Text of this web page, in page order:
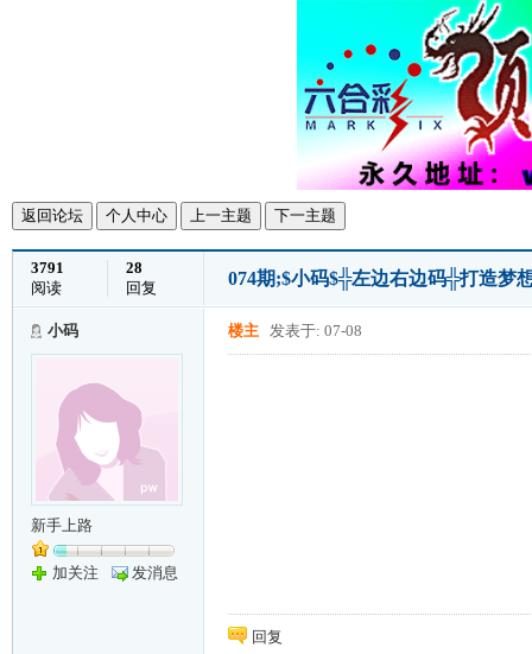
返回论坛 个人中心 上一主题 下一主题
3791
阅读
28
回复
074期;$小码$╬左边右边码╬打造梦
小码
新手上路
加关注 发消息
楼主 发表于: 07-08
回复